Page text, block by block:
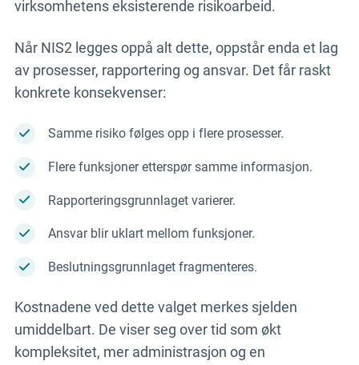
virksomhetens eksisterende risikoarbeid.
Når NIS2 legges oppå alt dette, oppstår enda et lag
av prosesser, rapportering og ansvar. Det får raskt
konkrete konsekvenser:
Samme risiko følges opp i flere prosesser.
Flere funksjoner etterspør samme informasjon.
Rapporteringsgrunnlaget varierer.
Ansvar blir uklart mellom funksjoner.
Beslutningsgrunnlaget fragmenteres.
Kostnadene ved dette valget merkes sjelden
umiddelbart. De viser seg over tid som økt
kompleksitet, mer administrasjon og en